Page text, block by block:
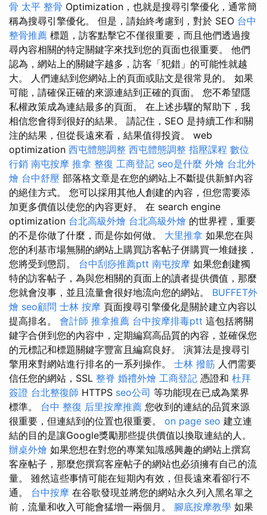
骨 太平 整骨 Optimization，也就是搜尋引擎優化，通常簡
稱為搜尋引擎優化。 但是，請始終考慮到，對於 SEO 台中
整骨推薦 標題，訪客點擊它不僅很重要，而且他們透過搜
尋內容相關的特定關鍵字來找到您的頁面也很重要。 他們
認為，網站上的關鍵字越多，訪客「犯錯」的可能性就越
大。 人們連結到您網站上的頁面或貼文是很常見的。 如果
可能，請確保正確的來源連結到正確的頁面。 您不希望隱
私權政策成為連結最多的頁面。 在上述步驟的幫助下，我
相信您會得到很好的結果。 請記住，SEO 是持續工作和關
注的結果，但從長遠來看，結果值得投資。 web
optimization 西屯體態調整 西屯體態調整 指壓課程 數位
行銷 南屯按摩 推拿 整復 工商登記 seo是什麼 外燴 台北外
燴 台中舒壓 部落格文章是在您的網站上不斷提供新鮮內容
的絕佳方式。 您可以採用其他人創建的內容，但您需要添
加更多價值以使您的內容更好。 在 search engine
optimization 台北高級外燴 台北高級外燴 的世界裡，重要
的不是你做了什麼，而是你如何做。 大里推拿 如果您在與
您的利基市場無關的網站上購買訪客帖子併購買一堆鏈接，
您將受到懲罰。 台中刮痧推薦ptt 南屯按摩 如果您創建獨
特的訪客帖子，為與您相關的頁面上的讀者提供價值，那麼
您就會沒事，並且流量會很好地流向您的網站。 BUFFET外
燴 seo顧問 士林 按摩 頁面搜尋引擎優化是關於建立內容以
提高排名。 會計師 推拿推薦 台中按摩排毒ptt 這包括將關
鍵字合併到您的內容中，定期編寫高品質的內容，並確保您
的元標記和標題關鍵字豐富且編寫良好。 演算法是搜尋引
擎用來對網站進行排名的一系列操作。 士林 撥筋 人們需要
信任您的網站，SSL 整脊 婚禮外燴 工商登記 憑證和 杜拜
簽證 台北整復師 HTTPS seo公司 等功能現在已成為業界
標準。 台中 整復 后里按摩推薦 您收到的連結的品質來源
很重要，但連結到的位置也很重要。 on page seo 建立連
結的目的是讓Google獎勵那些提供價值以換取連結的人。
辦桌外燴 如果您想在對您的專業知識感興趣的網站上撰寫
客座帖子，那麼您撰寫客座帖子的網站也必須擁有自己的流
量。 雖然這些事情可能在短期內有效，但長遠來看卻行不
通。 台中按摩 在谷歌發現並將您的網站永久列入黑名單之
前，流量和收入可能會猛增一兩個月。 腳底按摩教學 如果